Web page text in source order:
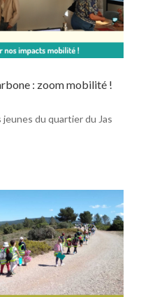
: zoom mobilité !
du quartier du Jas